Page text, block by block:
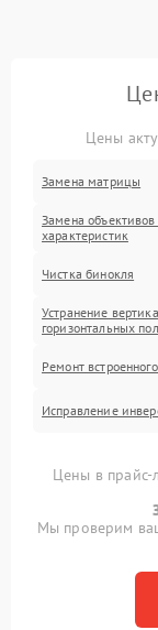
Цены
Замена матрицы
Замена
характеристик
Чистка бинокля
Устранение
горизонтальных
Ремонт
Исправление
Цены в прайс-
Мы проверим